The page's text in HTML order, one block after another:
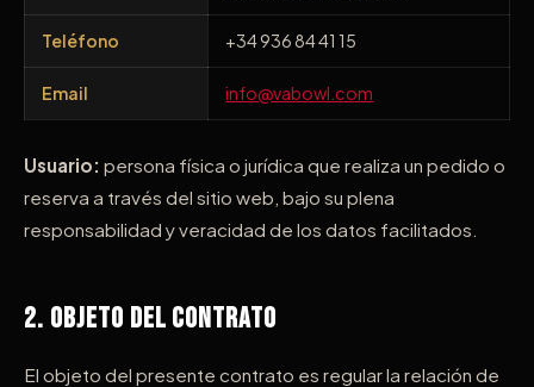
Teléfono +34 936 84 41 15
Email info@vabowl.com
Usuario: persona física o jurídica que realiza un pedido o
reserva a través del sitio web, bajo su plena
responsabilidad y veracidad de los datos facilitados.
2. Objeto del Contrato
El objeto del presente contrato es regular la relación de